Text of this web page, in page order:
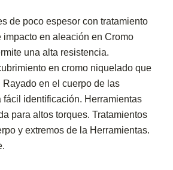
de poco espesor con tratamiento
impacto en aleación en Cromo
una alta resistencia.
en cromo niquelado que
en el cuerpo de las
fácil identificación. Herramientas
para altos torques. Tratamientos
y extremos de la Herramientas.